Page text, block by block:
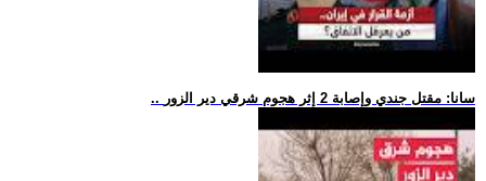
.. سانا: مقتل جندي وإصابة 2 إثر هجوم شرقي دير الزور